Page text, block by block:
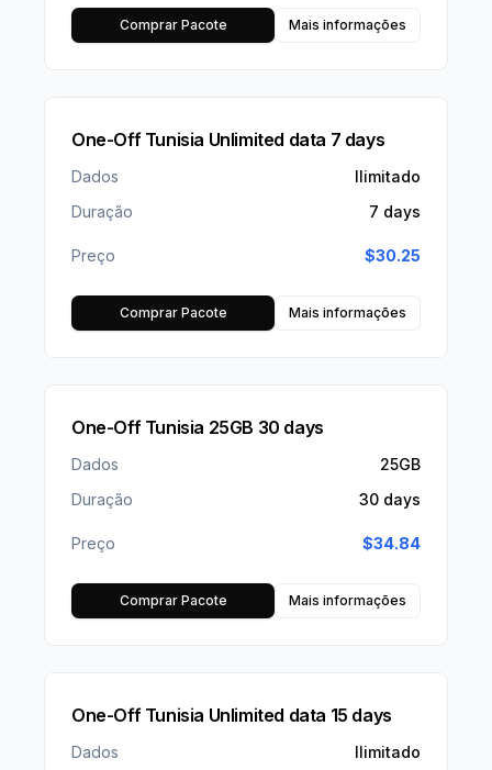
Comprar Pacote Mais informações
One-Off Tunisia Unlimited data 7 days
Dados
Ilimitado
Duração
7 days
Preço $30.25
Comprar Pacote Mais informações
One-Off Tunisia 25GB 30 days
Dados
25GB
Duração
30 days
Preço $34.84
Comprar Pacote Mais informações
One-Off Tunisia Unlimited data 15 days
Dados Ilimitado